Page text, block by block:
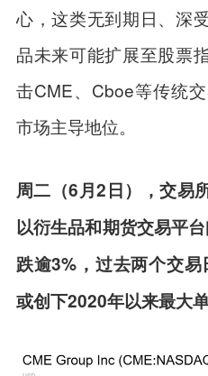
心，这类无到期日、深
品未来可能扩展至股票
击CME、Cboe等传统
市场主导地位。
周二（6月2日），交易
以衍生品和期货交易平
跌逾3%，过去两个交
或创下2020年以来最大单